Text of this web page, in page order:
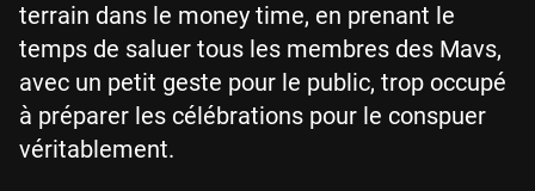
terrain dans le money time, en prenant le
temps de saluer tous les membres des Mavs,
avec un petit geste pour le public, trop occupé
à préparer les célébrations pour le conspuer
véritablement.